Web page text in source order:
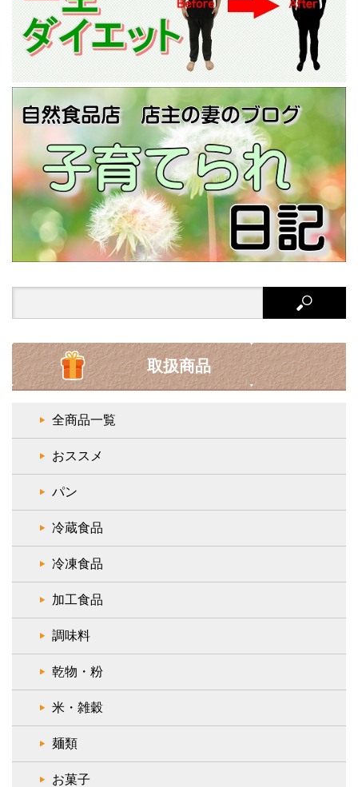
取扱商品
全商品一覧
おススメ
パン
冷蔵食品
冷凍食品
加工食品
調味料
乾物・粉
米・雑穀
麺類
お菓子